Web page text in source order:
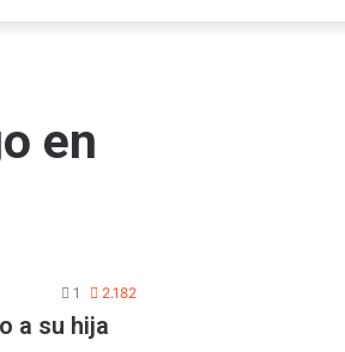
en
1 2.182
a su hija